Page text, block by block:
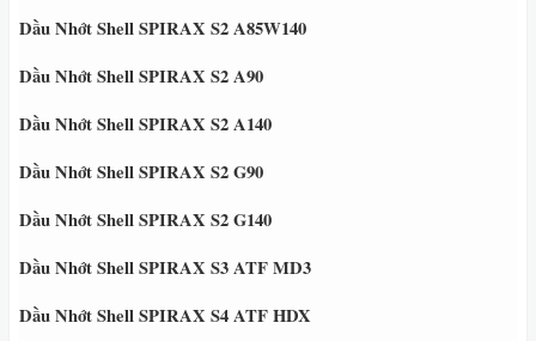
Dầu Nhớt Shell SPIRAX S2 A85W140
Dầu Nhớt Shell SPIRAX S2 A90
Dầu Nhớt Shell SPIRAX S2 A140
Dầu Nhớt Shell SPIRAX S2 G90
Dầu Nhớt Shell SPIRAX S2 G140
Dầu Nhớt Shell SPIRAX S3 ATF MD3
Dầu Nhớt Shell SPIRAX S4 ATF HDX